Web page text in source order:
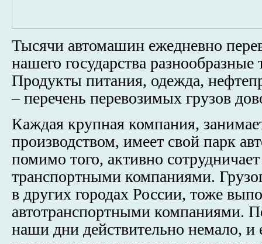
Тысячи автомашин ежедневно
нашего государства
Продукты питания, одежда,
– перечень перевозимых грузов
Каждая крупная компания,
производством, имеет свой парк
помимо того, активно
транспортными компаниями.
в других городах России, тоже
автотранспортными компаниями.
наши дни действительно немало, и